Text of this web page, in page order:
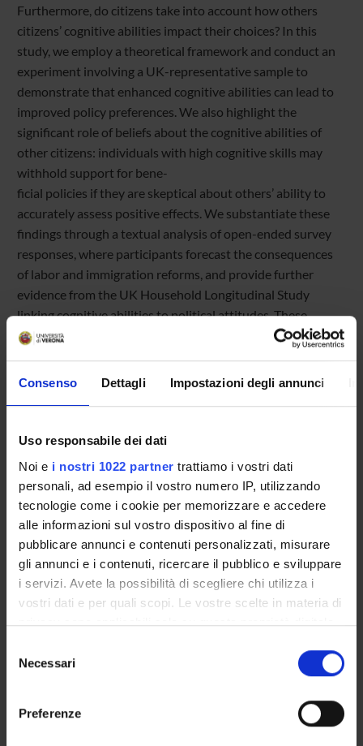
Consenso Dettagli Impostazioni degli annunci
Uso responsabile dei dati
Noi e i nostri 1022 partner trattiamo i vostri dati
personali, ad esempio il vostro numero IP, utilizzando
tecnologie come i cookie per memorizzare e accedere
alle informazioni sul vostro dispositivo al fine di
pubblicare annunci e contenuti personalizzati, misurare
gli annunci e i contenuti, ricercare il pubblico e sviluppare
i servizi. Avete la possibilità di scegliere chi utilizza i
vostri dati e per quali scopi. Le vostre scelte in materia di
privacy sono applicabili solo su questa proprietà digitale
modificare o revocare il proprio consenso in qualsiasi
momento dalla Dichiarazione sui cookie o facendo clic
delNecessari
Preferenze
Furthermore, do citizens take into account how others
citizens’ cognitive abilities impact their choices? In this
study, we employ a theoretical framework and conduct an
experiment involving a UK-representative sample to
demonstrate that enhanced cognitive abilities can lead to
improved policy preferences. We also highlight the
significant role of beliefs about the cognitive abilities of
other citizens: individuals with high cognitive skills may
withhold support for bene-
ficial policies if they are skeptical about others’ ability to
accurately assess positive effects. We substantiate these
findings through a textual analysis of open-ended survey
responses, where participants forecast the consequences
of labor and immigration reforms, and provide further
evidence from the UK Household Longitudinal Study
linking cognitive abilities to political attitudes. These
findings carry important policy implications: educational
interventions designed to enhance trust in others’
Referente
Maria Vittoria Levati
Referente esterno
Data pubblicazione
24 luglio 2024